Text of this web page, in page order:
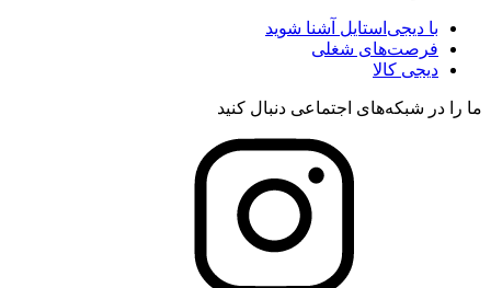
با دیجی‌استایل آشنا شوید
فرصت‌های شغلی
دیجی کالا
ما را در شبکه‌های اجتماعی دنبال کنید